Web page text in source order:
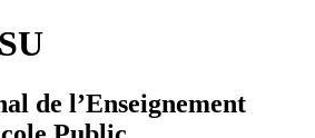
de l’Enseignement